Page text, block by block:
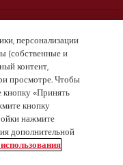
персонализации
(собственные и
контент,
просмотре. Чтобы
кнопку «Принять
кнопку
нажмите
дополнительной